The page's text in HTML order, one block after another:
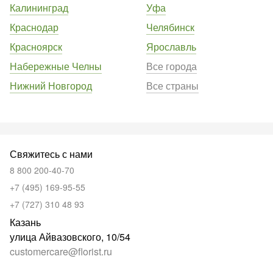
Калининград
Краснодар
Красноярск
Набережные Челны
Нижний Новгород
Уфа
Челябинск
Ярославль
Все города
Все страны
Свяжитесь с нами
8 800 200-40-70
+7 (495) 169-95-55
+7 (727) 310 48 93
Казань
улица Айвазовского, 10/54
customercare@florist.ru